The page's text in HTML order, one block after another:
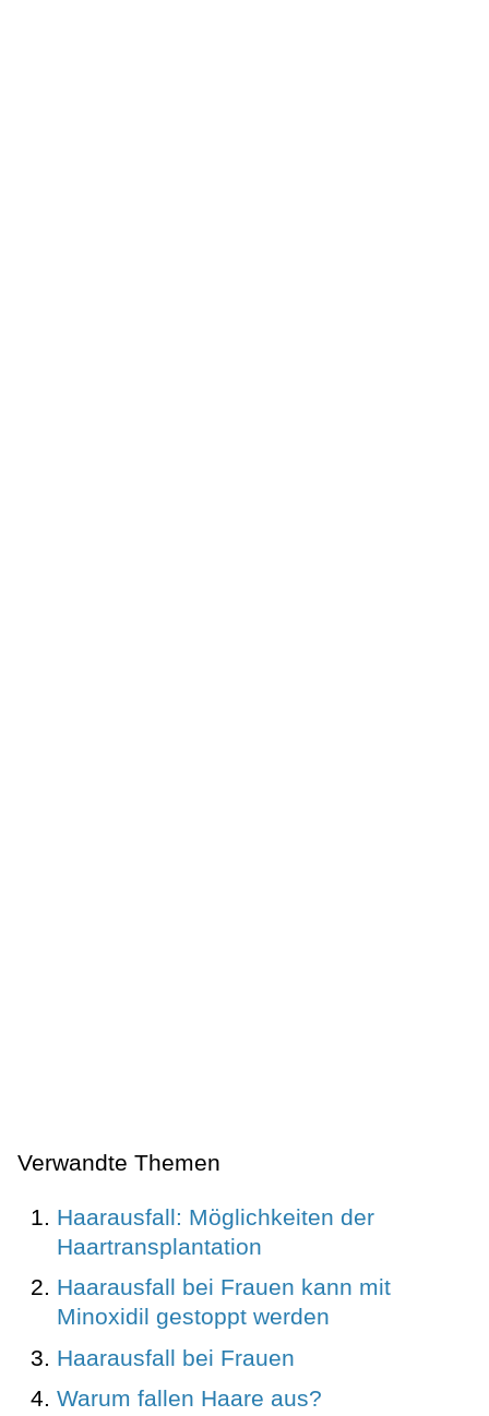
Verwandte Themen
Haarausfall: Möglichkeiten der
Haartransplantation
Haarausfall bei Frauen kann mit
Minoxidil gestoppt werden
Haarausfall bei Frauen
Warum fallen Haare aus?